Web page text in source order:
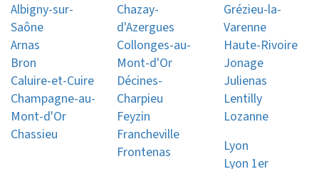
Albigny-sur-
Saône
Arnas
Bron
Caluire-et-Cuire
Champagne-au-
Mont-d'Or
Chassieu
Chazay-
d'Azergues
Collonges-au-
Mont-d'Or
Décines-
Charpieu
Feyzin
Francheville
Frontenas
Grézieu-la-
Varenne
Haute-Rivoire
Jonage
Julienas
Lentilly
Lozanne
Lyon
Lyon 1er